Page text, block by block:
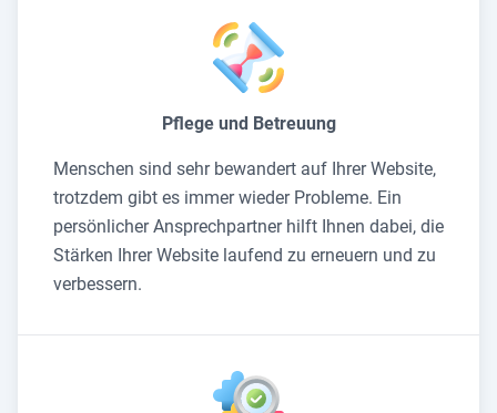
Pflege und Betreuung
Menschen sind sehr bewandert auf Ihrer Website,
trotzdem gibt es immer wieder Probleme. Ein
persönlicher Ansprechpartner hilft Ihnen dabei, die
Stärken Ihrer Website laufend zu erneuern und zu
verbessern.